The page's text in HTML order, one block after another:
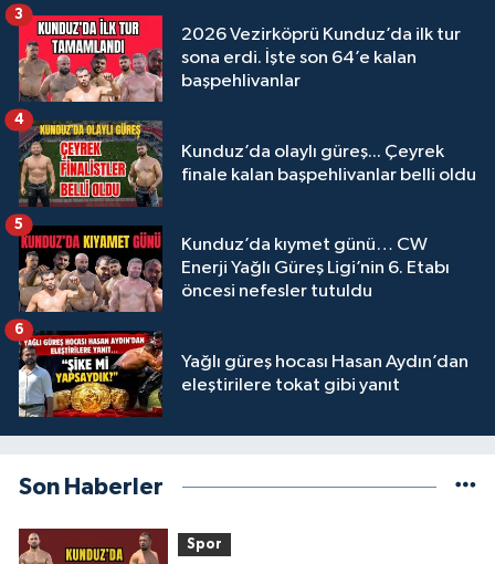
2026 Vezirköprü Kunduz’da ilk tur
sona erdi. İşte son 64’e kalan
başpehlivanlar
3
Kunduz’da olaylı güreş... Çeyrek
finale kalan başpehlivanlar belli oldu
4
Kunduz’da kıymet günü… CW
Enerji Yağlı Güreş Ligi’nin 6. Etabı
öncesi nefesler tutuldu
5
Yağlı güreş hocası Hasan Aydın’dan
eleştirilere tokat gibi yanıt
6
Son Haberler
Spor